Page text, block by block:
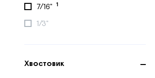
7/16" 1
1/3"
Хвостовик